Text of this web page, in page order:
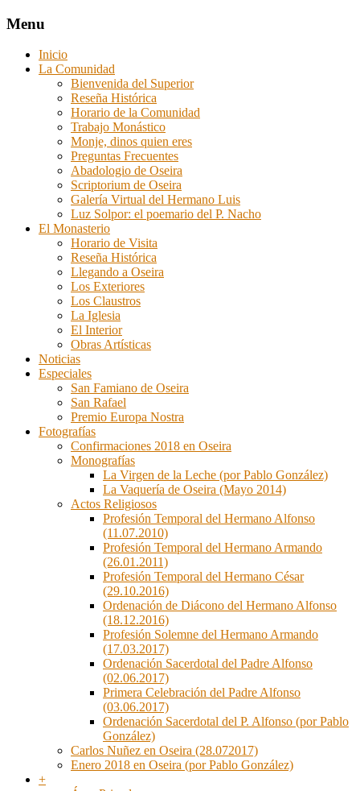
Menu
Inicio
La Comunidad
Bienvenida del Superior
Reseña Histórica
Horario de la Comunidad
Trabajo Monástico
Monje, dinos quien eres
Preguntas Frecuentes
Abadologio de Oseira
Scriptorium de Oseira
Galería Virtual del Hermano Luis
Luz Solpor: el poemario del P. Nacho
El Monasterio
Horario de Visita
Reseña Histórica
Llegando a Oseira
Los Exteriores
Los Claustros
La Iglesia
El Interior
Obras Artísticas
Noticias
Especiales
San Famiano de Oseira
San Rafael
Premio Europa Nostra
Fotografías
Confirmaciones 2018 en Oseira
Monografías
La Virgen de la Leche (por Pablo González)
La Vaquería de Oseira (Mayo 2014)
Actos Religiosos
Profesión Temporal del Hermano Alfonso
(11.07.2010)
Profesión Temporal del Hermano Armando
(26.01.2011)
Profesión Temporal del Hermano César
(29.10.2016)
Ordenación de Diácono del Hermano Alfonso
(18.12.2016)
Profesión Solemne del Hermano Armando
(17.03.2017)
Ordenación Sacerdotal del Padre Alfonso
(02.06.2017)
Primera Celebración del Padre Alfonso
(03.06.2017)
Ordenación Sacerdotal del P. Alfonso (por Pablo
González)
Carlos Nuñez en Oseira (28.072017)
Enero 2018 en Oseira (por Pablo González)
+